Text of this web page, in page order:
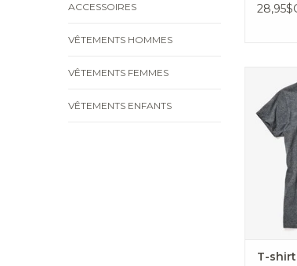
ACCESSOIRES
VÊTEMENTS HOMMES
VÊTEMENTS FEMMES
VÊTEMENTS ENFANTS
T-